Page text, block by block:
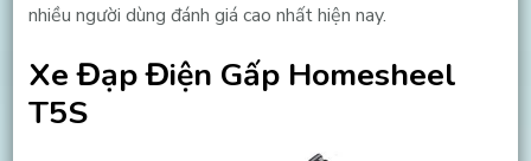
nhiều người dùng đánh giá cao nhất hiện nay.
Xe Đạp Điện Gấp Homesheel
T5S